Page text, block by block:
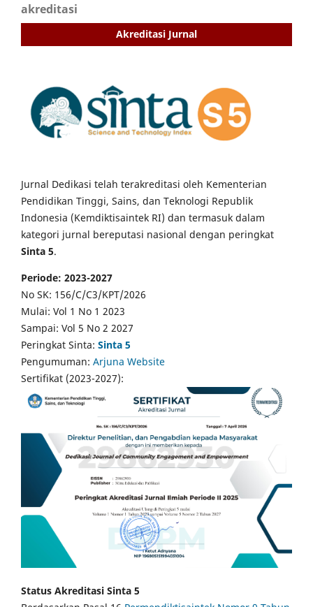
akreditasi
Akreditasi Jurnal
Jurnal Dedikasi telah terakreditasi oleh Kementerian
Pendidikan Tinggi, Sains, dan Teknologi Republik
Indonesia (Kemdiktisaintek RI) dan termasuk dalam
kategori jurnal bereputasi nasional dengan peringkat
Sinta 5.
Periode: 2023-2027
No SK: 156/C/C3/KPT/2026
Mulai: Vol 1 No 1 2023
Sampai: Vol 5 No 2 2027
Peringkat Sinta: Sinta 5
Pengumuman: Arjuna Website
Sertifikat (2023-2027):
Status Akreditasi Sinta 5